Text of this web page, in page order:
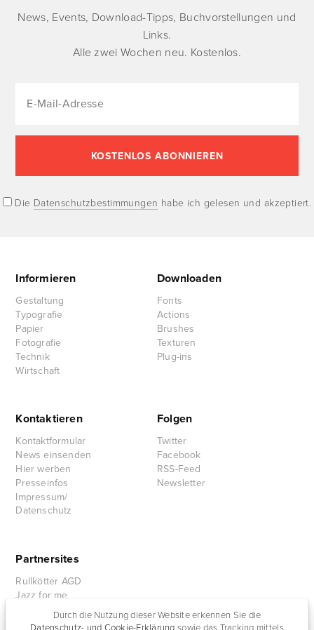
Durch die Nutzung dieser Website erkennen Sie die
News, Events, Download-Tipps, Buchvorstellungen und
Links.
Alle zwei Wochen neu. Kostenlos.
Die Datenschutzbestimmungen habe ich gelesen und akzeptiert.
Informieren
Gestaltung
Typografie
Papier
Fotografie
Technik
Wirtschaft
Downloaden
Fonts
Actions
Brushes
Texturen
Plug-ins
Kontaktieren
Kontaktformular
News einsenden
Hier werben
Presseinfos
Impressum/
Datenschutz
Folgen
Twitter
Facebook
RSS-Feed
Newsletter
Partnersites
Rullkötter AGD
Jazz for me